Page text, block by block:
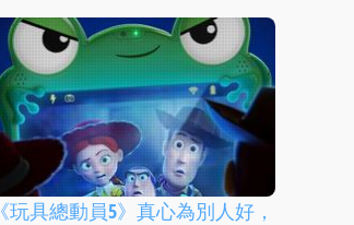
《玩具總動員5》真心為別人好，